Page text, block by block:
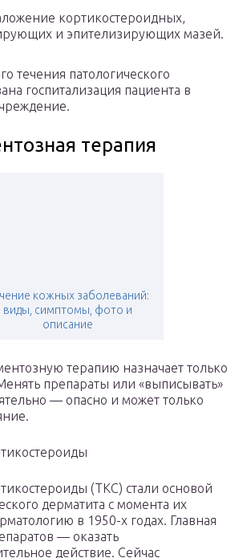
кортикостероидных,
и эпителизирующих мазей.
течения патологического
госпитализация пациента в
терапия
кожных заболеваний:
виды, симптомы, фото и
описание
терапию назначает только
препараты или «выписывать»
— опасно и может только
(ТКС) стали основой
дерматита с момента их
в 1950-х годах. Главная
— оказать
действие. Сейчас